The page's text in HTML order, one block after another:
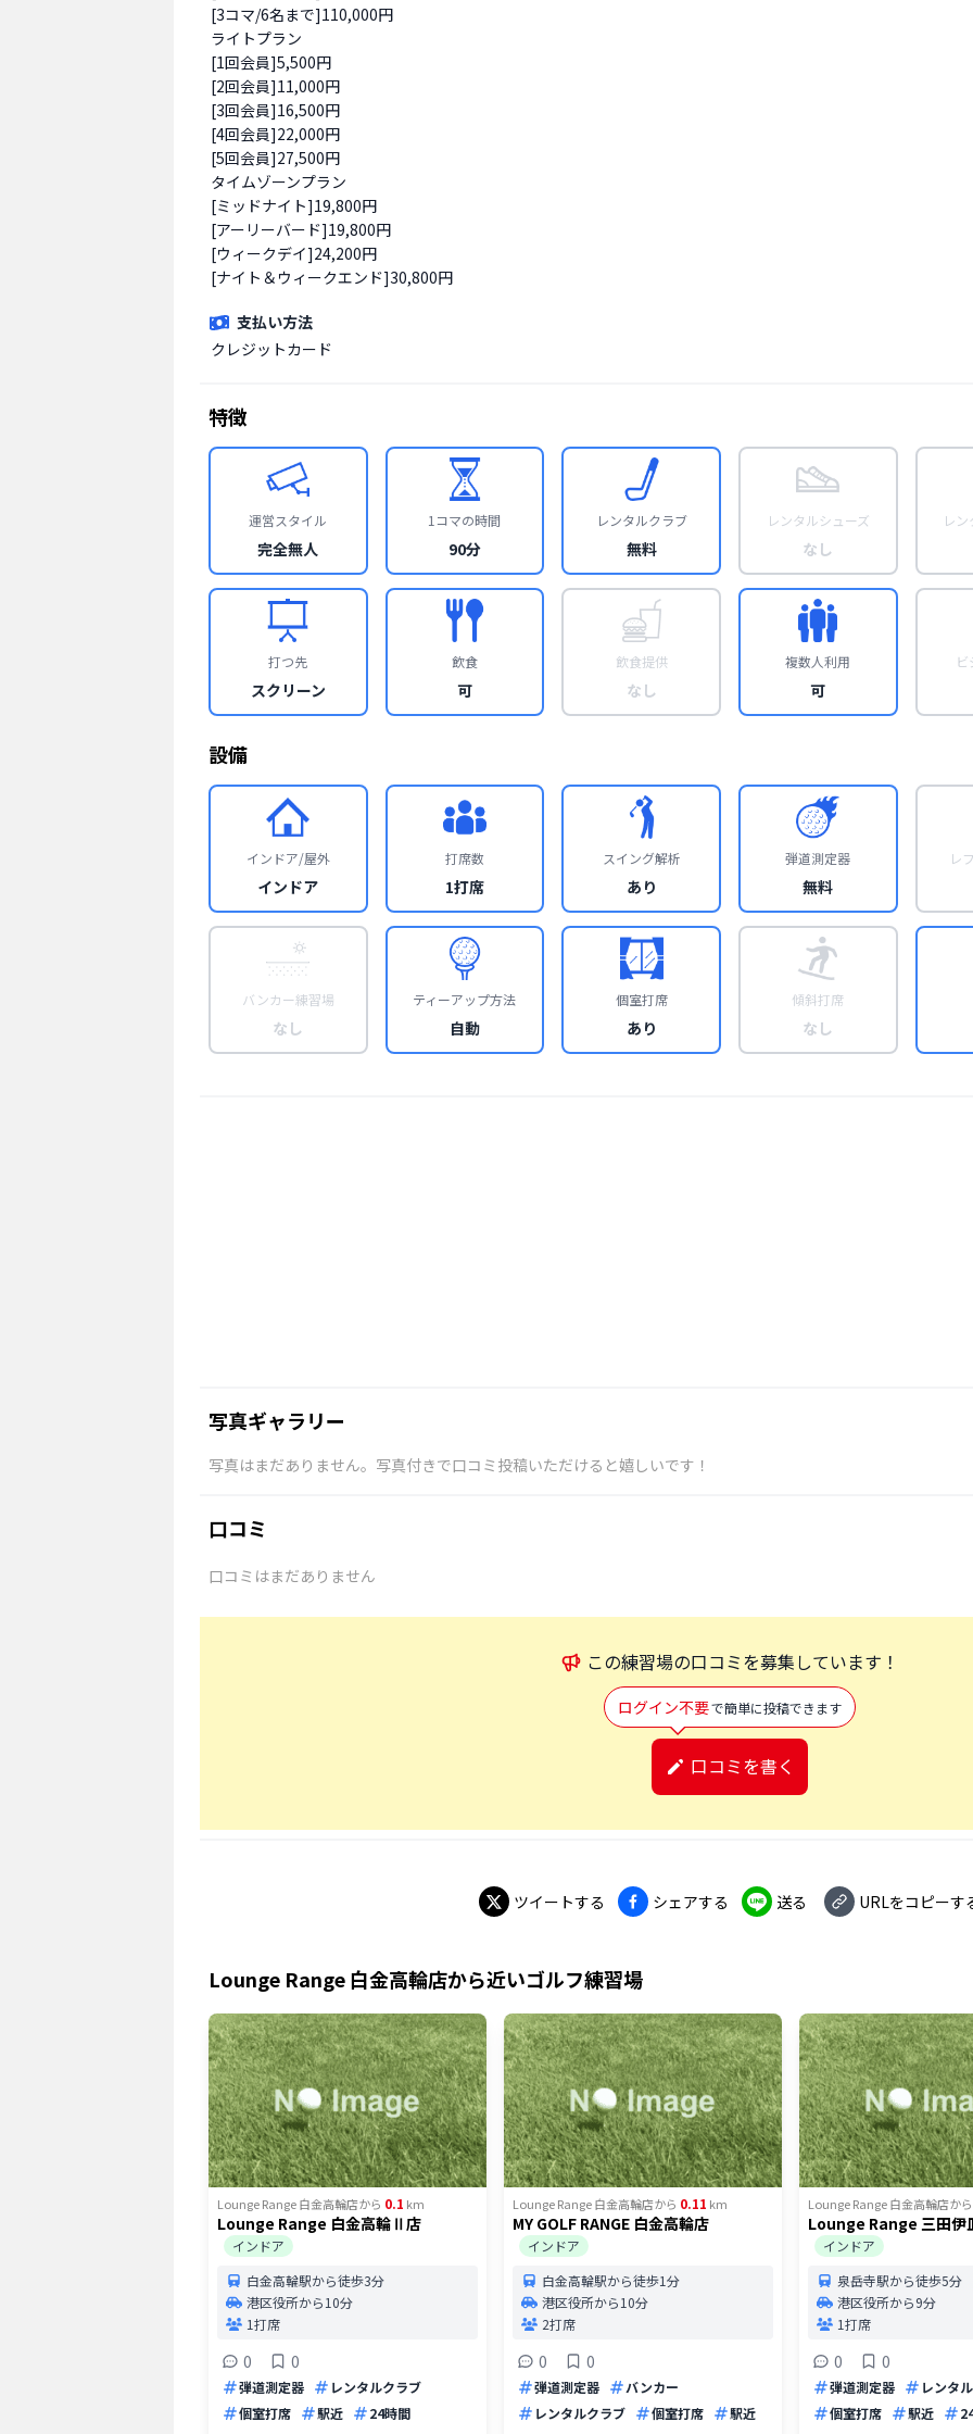
[3コマ/6名まで]110,000円
ライトプラン
[1回会員]5,500円
[2回会員]11,000円
[3回会員]16,500円
[4回会員]22,000円
[5回会員]27,500円
タイムゾーンプラン
[ミッドナイト]19,800円
[アーリーバード]19,800円
[ウィークデイ]24,200円
[ナイト＆ウィークエンド]30,800円
支払い方法
クレジットカード
特徴
運営スタイル
完全無人
1コマの時間
90分
レンタルクラブ
無料
レンタルシューズ
なし
レ
打つ先
スクリーン
飲食
可
飲食提供
なし
複数人利用
可
設備
インドア/屋外
インドア
打席数
1打席
スイング解析
あり
弾道測定器
無料
レ
バンカー練習場
なし
ティーアップ方法
自動
個室打席
あり
傾斜打席
なし
写真ギャラリー
写真はまだありません。写真付きで口コミ投稿いただけると嬉しいです！
口コミ
口コミはまだありません
この練習場の口コミを募集しています！
ログイン不要で簡単に投稿できます
口コミを書く
ツイートする シェアする 送る URLをコピーす
Lounge Range 白金高輪店から近いゴルフ練習場
Lounge Range 白金高輪店から 0.1 km
Lounge Range 白金高輪Ⅱ店
インドア
白金高輪駅から徒歩3分
港区役所から10分
1打席
0 0
弾道測定器
レンタルクラブ
個室打席
駅近 24時間
Lounge Range 白金高輪店から 0.11 km
MY GOLF RANGE 白金高輪店
インドア
白金高輪駅から徒歩1分
港区役所から10分
2打席
0 0
弾道測定器
バンカー
レンタルクラブ
個室打席 駅近
Lounge Range 白金高輪店から
Lounge Range 三田伊
インドア
泉岳寺駅から徒歩5分
港区役所から9分
1打席
0 0
弾道測定器
レンタ
個室打席
駅近